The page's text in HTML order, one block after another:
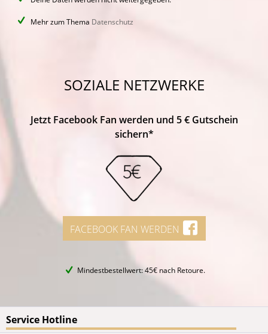
Mehr zum Thema Datenschutz
SOZIALE NETZWERKE
Jetzt Facebook Fan werden und 5 € Gutschein
sichern*
FACEBOOK FAN WERDEN
Mindestbestellwert: 45€ nach Retoure.
Service Hotline